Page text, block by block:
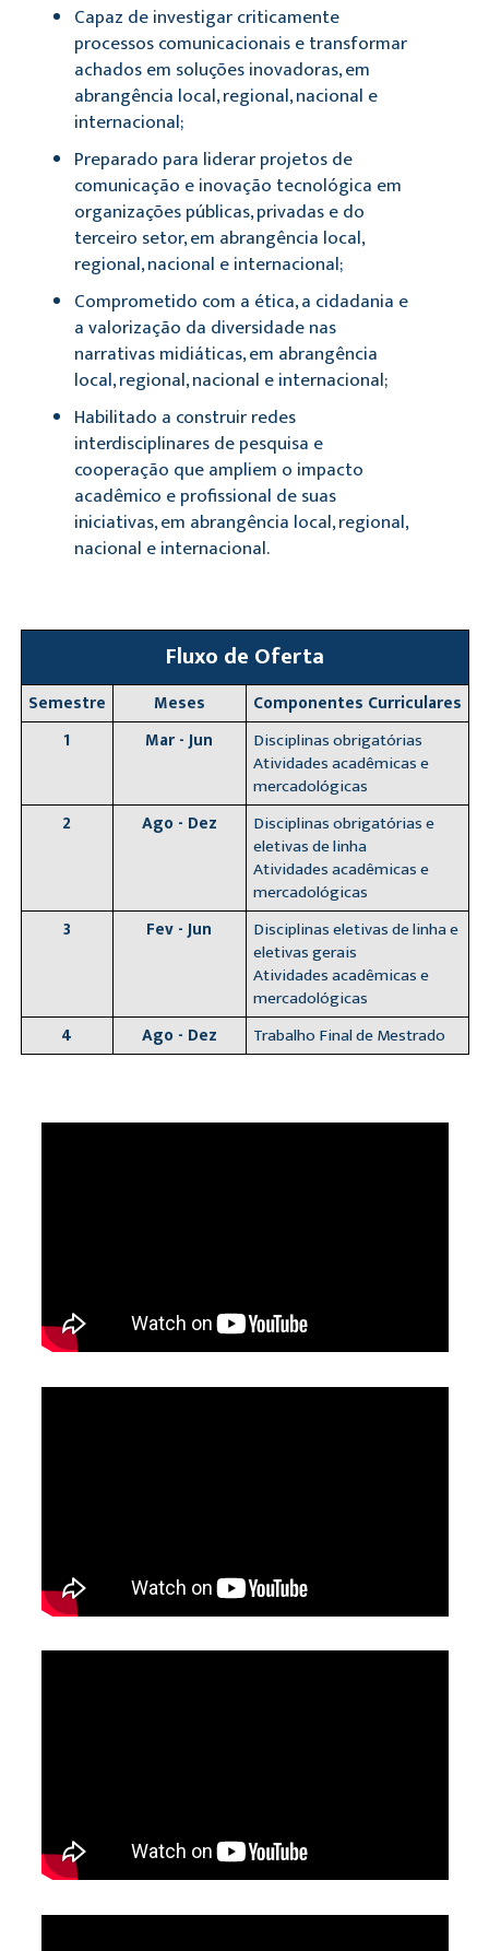
Capaz de investigar criticamente
processos comunicacionais e transformar
achados em soluções inovadoras, em
abrangência local, regional, nacional e
internacional;
Preparado para liderar projetos de
comunicação e inovação tecnológica em
organizações públicas, privadas e do
terceiro setor, em abrangência local,
regional, nacional e internacional;
Comprometido com a ética, a cidadania e
a valorização da diversidade nas
narrativas midiáticas, em abrangência
local, regional, nacional e internacional;
Habilitado a construir redes
interdisciplinares de pesquisa e
cooperação que ampliem o impacto
acadêmico e profissional de suas
iniciativas, em abrangência local, regional,
nacional e internacional.
Fluxo de Oferta
Semestre Meses
Componentes Curriculares
1
Mar - Jun
Disciplinas obrigatórias
Atividades acadêmicas e
mercadológicas
2
Ago - Dez
Disciplinas obrigatórias e
eletivas de linha
Atividades acadêmicas e
mercadológicas
3
Fev - Jun
Disciplinas eletivas de linha e
eletivas gerais
Atividades acadêmicas e
mercadológicas
4
Ago - Dez Trabalho Final de Mestrado